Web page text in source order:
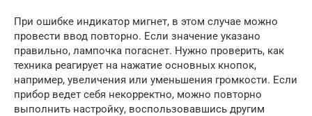
При ошибке индикатор мигнет, в этом случае можно
провести ввод повторно. Если значение указано
правильно, лампочка погаснет. Нужно проверить, как
техника реагирует на нажатие основных кнопок,
например, увеличения или уменьшения громкости. Если
прибор ведет себя некорректно, можно повторно
выполнить настройку, воспользовавшись другим